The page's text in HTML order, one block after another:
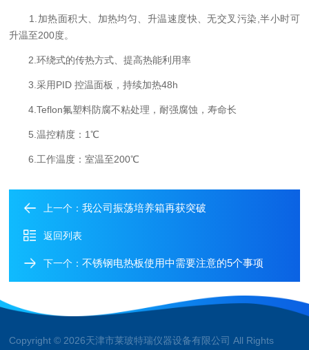
1.加热面积大、加热均匀、升温速度快、无交叉污染,半小时可
升温至200度。
2.环绕式的传热方式、提高热能利用率
3.采用PID 控温面板，持续加热48h
4.Teflon氟塑料防腐不粘处理，耐强腐蚀，寿命长
5.温控精度：1℃
6.工作温度：室温至200℃
上一个：我公司振荡培养箱再获突破
返回列表
下一个：不锈钢电热板使用中需要注意的5个事项
Copyright © 2026天津市莱玻特瑞仪器设备有限公司 All Rights